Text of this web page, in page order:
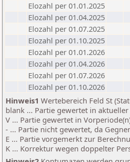
Elozahl per 01.01.2025
Elozahl per 01.04.2025
Elozahl per 01.07.2025
Elozahl per 01.10.2025
Elozahl per 01.01.2026
Elozahl per 01.04.2026
Elozahl per 01.07.2026
Elozahl per 01.10.2026
Hinweis1 Wertebereich Feld St
blank ... Partie gewertet in
V ... Partie gewertet in
- ... Partie nicht gewertet, da
E ... Partie vorgemerkt zur
K ... Korrektur wegen doppelter